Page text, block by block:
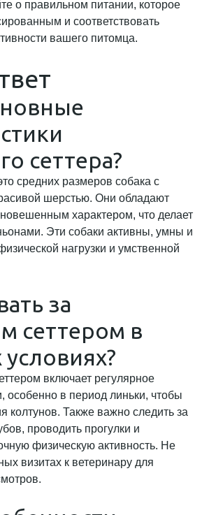
о правильном питании, которое
и соответствовать
вашего питомца.
сеттера?
средних размеров собака с
шерстью. Они обладают
характером, что делает
Эти собаки активны, умны и
нагрузки и умственной
за
сеттером в
включает регулярное
особенно в период линьки, чтобы
колтунов. Также важно следить за
проводить прогулки и
физическую активность. Не
визитах к ветеринару для